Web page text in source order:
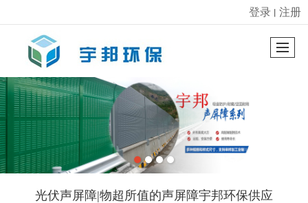
很遗憾，因您的浏览器版本过低导致无法获得最佳浏览体验，推荐下载安装谷歌浏览器！
登录 丨 注册
光伏声屏障|物超所值的声屏障宇邦环保供应